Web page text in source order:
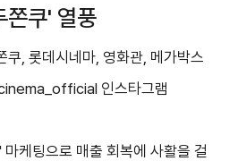
쫀쿠' 열풍
인스타그램
케팅으로 매출 회복에 사활을 걸